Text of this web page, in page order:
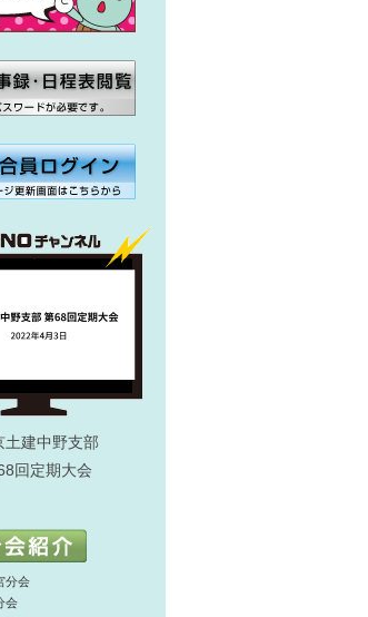
土建中野支部
回定期大会
分会
会